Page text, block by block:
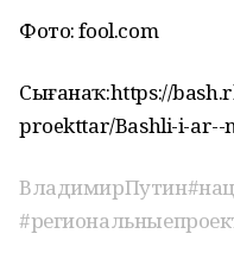
Фото: fool.com
Сығанаҡ:https://
proekttar/Bashli-i-ar--
ВладимирПутин